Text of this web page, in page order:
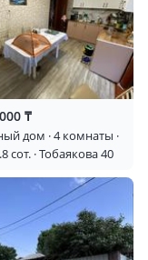
₸
дом · 4 комнаты ·
сот. · Тобаякова 40